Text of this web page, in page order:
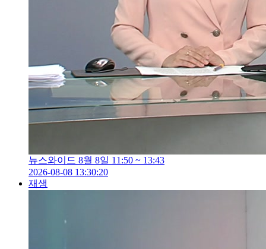
뉴스와이드 8월 8일 11:50 ~ 13:43
2026-08-08 13:30:20
재생